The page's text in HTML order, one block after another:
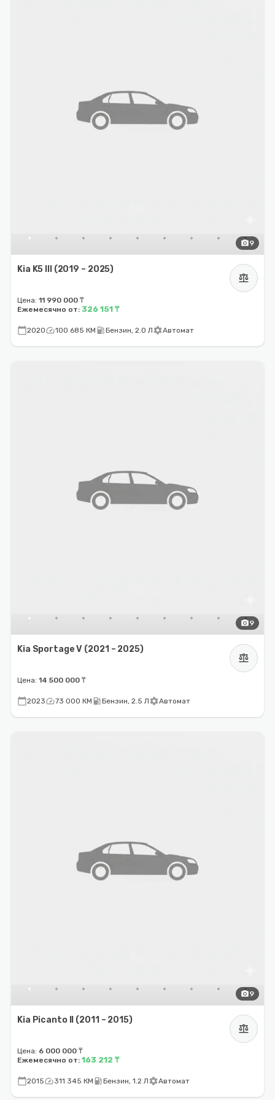
photo_camera9
Kia K5 III (2019 – 2025)
balance
Цена: 11 990 000 ₸
Ежемесячно от: 326 151 ₸
calendar_today2020speed100 685 КМ local_gas_stationБензин, 2.0 ЛsettingsАвтомат
photo_camera9
Kia Sportage V (2021 – 2025)
balance
Цена: 14 500 000 ₸
calendar_today2023speed73 000 КМ local_gas_stationБензин, 2.5 ЛsettingsАвтомат
photo_camera9
Kia Picanto II (2011 – 2015)
balance
Цена: 6 000 000 ₸
Ежемесячно от: 163 212 ₸
calendar_today2015speed311 345 КМ local_gas_stationБензин, 1.2 ЛsettingsАвтомат